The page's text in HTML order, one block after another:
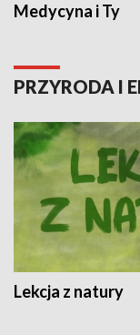
Medycyna i Ty
PRZYRODA I
Lekcja z natury